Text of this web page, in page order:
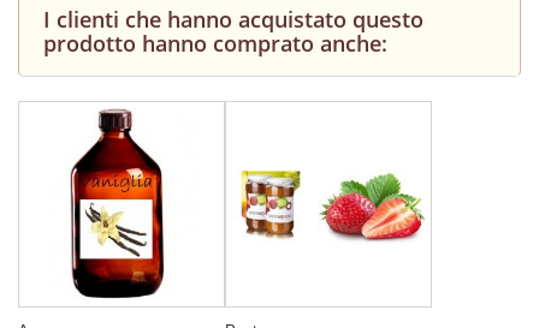
I clienti che hanno acquistato questo
prodotto hanno comprato anche: